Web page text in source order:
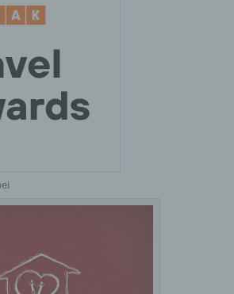
auf eine natürliche Person
Vorlieben, Interessen,
Verhalten, Aufenthaltsort oder
vorherzusagen.
betroffenen Person
können, sofern diese
gesondert aufbewahrt